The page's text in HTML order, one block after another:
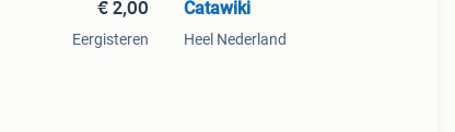
€ 2,00
Eergisteren
Catawiki
Heel Nederland